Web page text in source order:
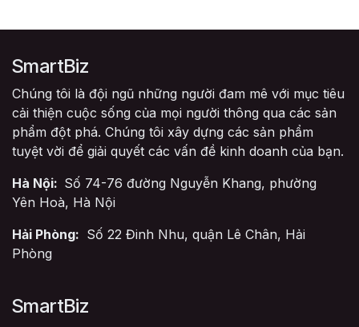
SmartBiz
Chúng tôi là đội ngũ những người đam mê với mục tiêu
cải thiện cuộc sống của mọi người thông qua các sản
phẩm đột phá. Chúng tôi xây dựng các sản phẩm
tuyệt vời để giải quyết các vấn đề kinh doanh của bạn.
Hà Nội: Số 74-76 đường Nguyễn Khang, phường
Yên Hoà, Hà Nội
Hải Phòng: Số 22 Đinh Nhu, quận Lê Chân, Hải
Phòng
SmartBiz